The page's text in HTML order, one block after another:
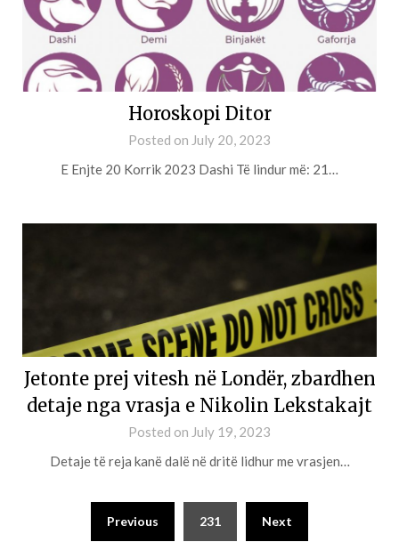
Horoskopi Ditor
Posted on July 20, 2023
E Enjte 20 Korrik 2023 Dashi Të lindur më: 21…
Jetonte prej vitesh në Londër, zbardhen
detaje nga vrasja e Nikolin Lekstakajt
Posted on July 19, 2023
Detaje të reja kanë dalë në dritë lidhur me vrasjen…
Previous 231 Next